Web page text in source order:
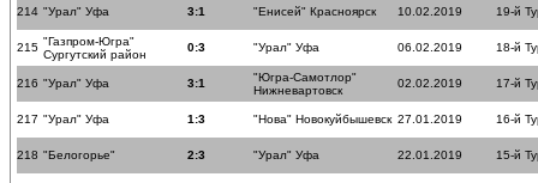
214 "Урал" Уфа 3:1 "Енисей" Красноярск 10.02.2019 19-й
215 "Газпром-Югра"
Сургутский район
0:3 "Урал" Уфа 06.02.2019 18-й
216 "Урал" Уфа 3:1
"Югра-Самотлор"
Нижневартовск
02.02.2019 17-й
217 "Урал" Уфа 1:3 "Нова" Новокуйбышевск 27.01.2019 16-й
218 "Белогорье" 2:3 "Урал" Уфа 22.01.2019 15-й